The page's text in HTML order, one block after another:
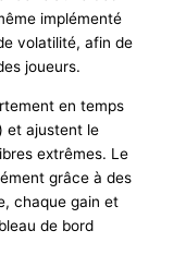
implémenté
volatilité, afin de
joueurs.
en temps
et ajustent le
extrêmes. Le
grâce à des
chaque gain et
de bord